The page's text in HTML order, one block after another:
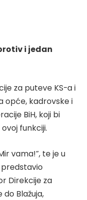
i jedan
za puteve KS-a i
opće, kadrovske i
BiH, koji bi
funkciji.
vama!”, te je u
Direkcije za
Blažuja,